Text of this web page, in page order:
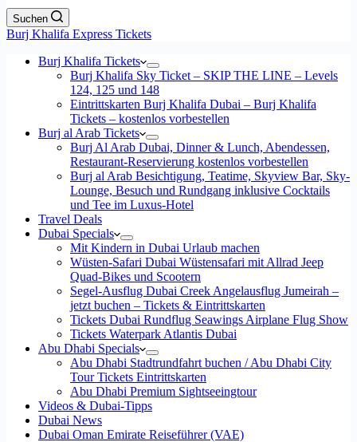
Suchen
Burj Khalifa Express Tickets
Burj Khalifa Tickets
Burj Khalifa Sky Ticket – SKIP THE LINE – Levels
124, 125 und 148
Eintrittskarten Burj Khalifa Dubai – Burj Khalifa
Tickets – kostenlos vorbestellen
Burj al Arab Tickets
Burj Al Arab Dubai, Dinner & Lunch, Abendessen,
Restaurant-Reservierung kostenlos vorbestellen
Burj al Arab Besichtigung, Teatime, Skyview Bar, Sky-
Lounge, Besuch und Rundgang inklusive Cocktails
und Tee im Luxus-Hotel
Travel Deals
Dubai Specials
Mit Kindern in Dubai Urlaub machen
Wüsten-Safari Dubai Wüstensafari mit Allrad Jeep
Quad-Bikes und Scootern
Segel-Ausflug Dubai Creek Angelausflug Jumeirah –
jetzt buchen – Tickets & Eintrittskarten
Tickets Dubai Rundflug Seawings Airplane Flug Show
Tickets Waterpark Atlantis Dubai
Abu Dhabi Specials
Abu Dhabi Stadtrundfahrt buchen / Abu Dhabi City
Tour Tickets Eintrittskarten
Abu Dhabi Premium Sightseeingtour
Videos & Dubai-Tipps
Dubai News
Dubai Oman Emirate Reiseführer (VAE)